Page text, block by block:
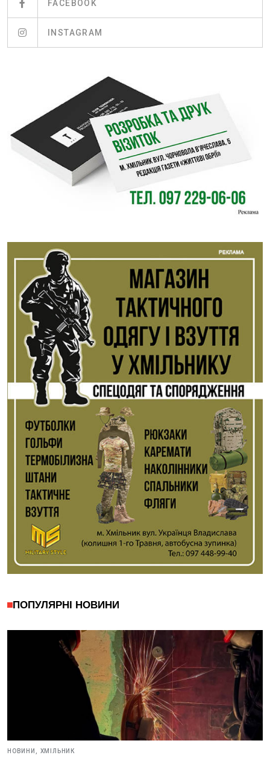
FACEBOOK
INSTAGRAM
ПОПУЛЯРНІ НОВИНИ
НОВИНИ, ХМІЛЬНИК